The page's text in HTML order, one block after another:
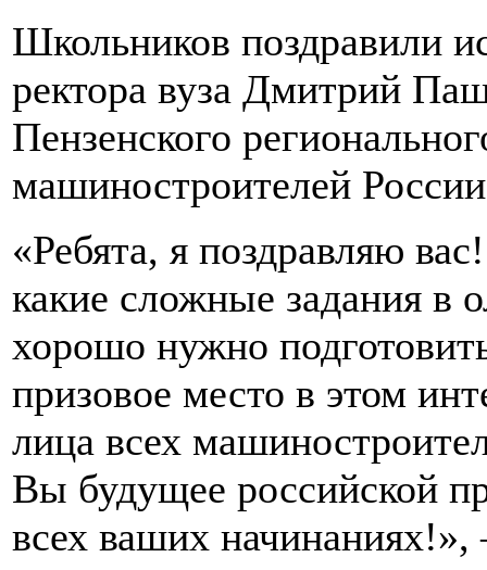
Школьников поздравили
ректора вуза Дмитрий
Пензенского
машиностроителей
«Ребята, я поздравляю
какие сложные задания в
хорошо нужно
призовое место в этом
лица всех
Вы будущее российской
всех ваших